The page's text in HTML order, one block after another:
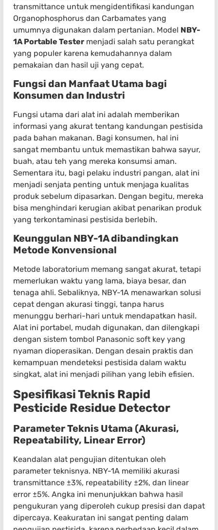
transmittance untuk mengidentifikasi kandungan
Organophosphorus dan Carbamates yang
umumnya digunakan dalam pertanian. Model NBY-
1A Portable Tester menjadi salah satu perangkat
yang populer karena kemudahannya dalam
pemakaian dan hasil uji yang cepat.
Fungsi dan Manfaat Utama bagi
Konsumen dan Industri
Fungsi utama dari alat ini adalah memberikan
informasi yang akurat tentang kandungan pestisida
pada bahan makanan. Bagi konsumen, hal ini
sangat membantu untuk memastikan bahwa sayur,
buah, atau teh yang mereka konsumsi aman.
Sementara itu, bagi pelaku industri pangan, alat ini
menjadi senjata penting untuk menjaga kualitas
produk sebelum dipasarkan. Dengan begitu, mereka
bisa menghindari kerugian akibat penarikan produk
yang terkontaminasi pestisida berlebih.
Keunggulan NBY-1A dibandingkan
Metode Konvensional
Metode laboratorium memang sangat akurat, tetapi
memerlukan waktu yang lama, biaya besar, dan
tenaga ahli. Sebaliknya, NBY-1A menawarkan solusi
cepat dengan akurasi tinggi, tanpa harus
menunggu berhari-hari untuk mendapatkan hasil.
Alat ini portabel, mudah digunakan, dan dilengkapi
dengan sistem tombol Panasonic soft key yang
nyaman dioperasikan. Dengan desain praktis dan
kemampuan mendeteksi pestisida dalam waktu
singkat, alat ini menjadi pilihan yang lebih efisien.
Spesifikasi Teknis Rapid
Pesticide Residue Detector
Parameter Teknis Utama (Akurasi,
Repeatability, Linear Error)
Keandalan alat pengujian ditentukan oleh
parameter teknisnya. NBY-1A memiliki akurasi
transmittance ±3%, repeatability ±2%, dan linear
error ±5%. Angka ini menunjukkan bahwa hasil
pengukuran yang diperoleh cukup presisi dan dapat
dipercaya. Keakuratan ini sangat penting dalam